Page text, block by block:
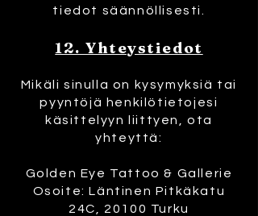
tiedot säännöllisesti.
12. Yhteystiedot
Mikäli sinulla on kysymyksiä tai
pyyntöjä henkilötietojesi
käsittelyyn liittyen, ota
yhteyttä:
Golden Eye Tattoo & Gallerie
Osoite: Läntinen Pitkäkatu
24C, 20100 Turku